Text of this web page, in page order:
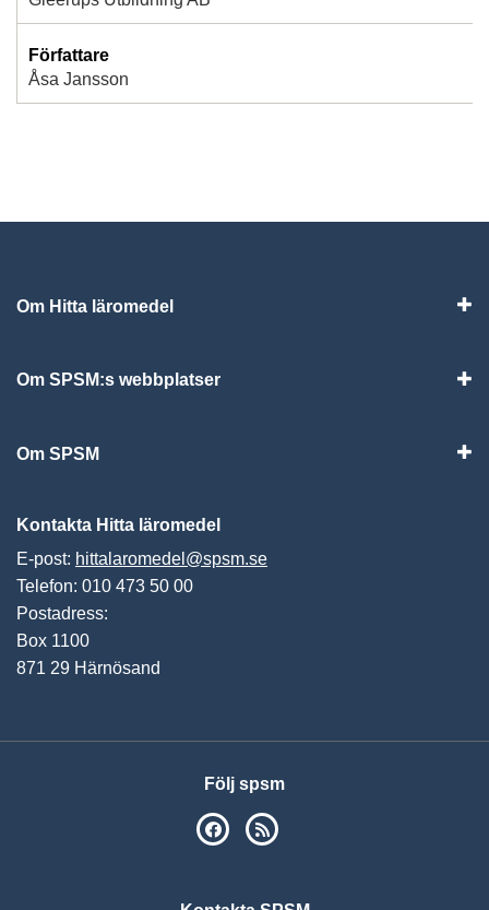
Författare
Åsa Jansson
Om Hitta läromedel
Om SPSM:s webbplatser
Om SPSM
Kontakta Hitta läromedel
E-post: hittalaromedel@spsm.se
Telefon: 010 473 50 00
Postadress:
Box 1100
871 29 Härnösand
Följ spsm
SPSM på Facebook